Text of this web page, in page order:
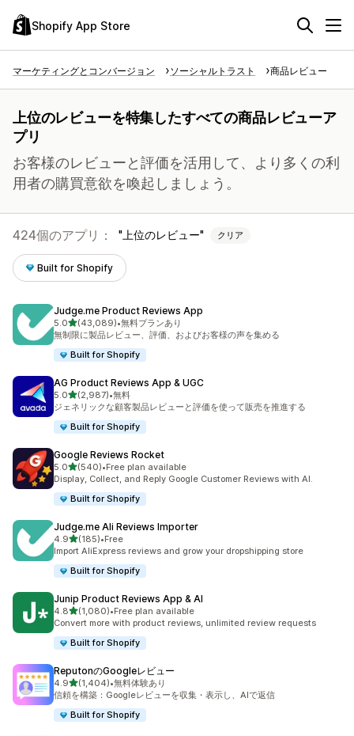
Shopify App Store
マーケティングとコンバージョン ソーシャルトラスト 商品レビュー
上位のレビューを特集したすべての商品レビューア
プリ
お客様のレビューと評価を活用して、より多くの利
用者の購買意欲を喚起しましょう。
424個のアプリ： 上位のレビュー クリア
Built for Shopify
Judge.me Product Reviews App
5.05つ星中
(43,089)
合計レビュー数：43089件
•無料プランあり
無制限に製品レビュー、評価、およびお客様の声を集める
Built for Shopify
AG Product Reviews App & UGC
5.05つ星中
(2,987)
合計レビュー数：2987件
•無料
ジェネリックな顧客製品レビューと評価を使って販売を推進する
Built for Shopify
Google Reviews Rocket
5.05つ星中
(540)
合計レビュー数：540件
•Free plan available
Display, Collect, and Reply Google Customer Reviews with AI.
Built for Shopify
Judge.me Ali Reviews Importer
4.95つ星中
(185)
合計レビュー数：185件
•Free
Import AliExpress reviews and grow your dropshipping store
Built for Shopify
Junip Product Reviews App & AI
4.85つ星中
(1,080)
合計レビュー数：1080件
•Free plan available
Convert more with product reviews, unlimited review requests
Built for Shopify
ReputonのGoogleレビュー
4.95つ星中
(1,404)
合計レビュー数：1404件
•無料体験あり
信頼を構築：Googleレビューを収集・表示し、AIで返信
Built for Shopify